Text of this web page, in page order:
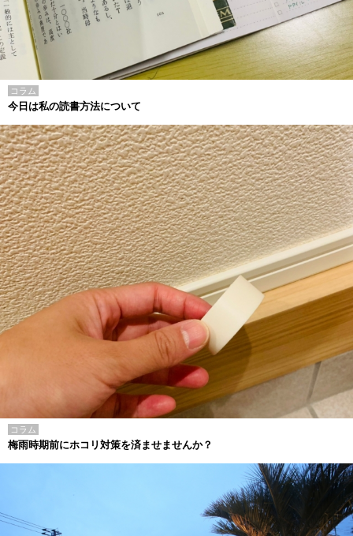
コラム
今日は私の読書方法について
コラム
梅雨時期前にホコリ対策を済ませませんか？